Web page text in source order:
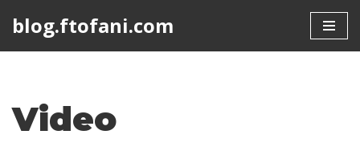
blog.ftofani.com
Video